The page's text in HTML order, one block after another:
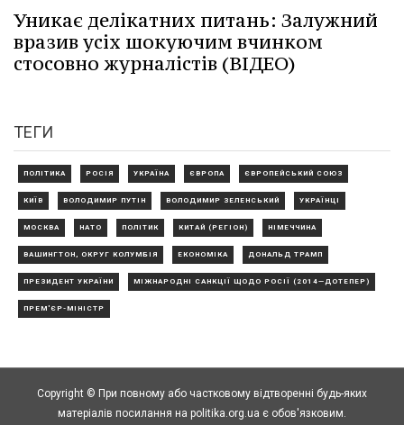
Уникає делікатних питань: Залужний
вразив усіх шокуючим вчинком
стосовно журналістів (ВІДЕО)
ТЕГИ
ПОЛІТИКА РОСІЯ УКРАЇНА ЄВРОПА ЄВРОПЕЙСЬКИЙ СОЮЗ
КИЇВ ВОЛОДИМИР ПУТІН ВОЛОДИМИР ЗЕЛЕНСЬКИЙ УКРАЇНЦІ
МОСКВА НАТО ПОЛІТИК КИТАЙ (РЕГІОН) НІМЕЧЧИНА
ВАШИНГТОН, ОКРУГ КОЛУМБІЯ ЕКОНОМІКА ДОНАЛЬД ТРАМП
ПРЕЗИДЕНТ УКРАЇНИ МІЖНАРОДНІ САНКЦІЇ ЩОДО РОСІЇ (2014—ДОТЕПЕР)
ПРЕМ'ЄР-МІНІСТР
Copyright © При повному або частковому відтворенні будь-яких
матеріалів посилання на politika.org.ua є обов'язковим.